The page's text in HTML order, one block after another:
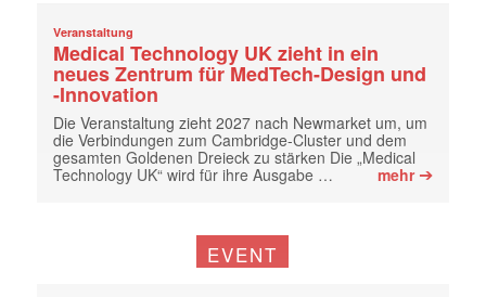
Veranstaltung
Medical Technology UK zieht in ein
neues Zentrum für MedTech-Design und
-Innovation
Die Veranstaltung zieht 2027 nach Newmarket um, um
die Verbindungen zum Cambridge-Cluster und dem
gesamten Goldenen Dreieck zu stärken Die „Medical
Technology UK“ wird für ihre Ausgabe …
mehr➔
EVENT